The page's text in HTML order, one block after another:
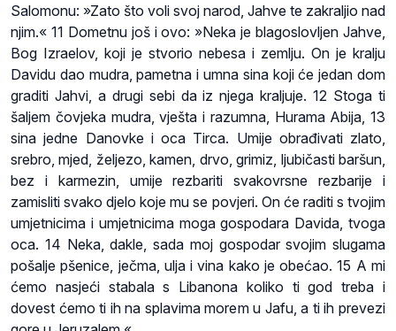
Salomonu: »Zato što voli svoj narod, Jahve te zakraljio nad
njim.« 11 Dometnu još i ovo: »Neka je blagoslovljen Jahve,
Bog Izraelov, koji je stvorio nebesa i zemlju. On je kralju
Davidu dao mudra, pametna i umna sina koji će jedan dom
graditi Jahvi, a drugi sebi da iz njega kraljuje. 12 Stoga ti
šaljem čovjeka mudra, vješta i razumna, Hurama Abija, 13
sina jedne Danovke i oca Tirca. Umije obrađivati zlato,
srebro, mjed, željezo, kamen, drvo, grimiz, ljubičasti baršun,
bez i karmezin, umije rezbariti svakovrsne rezbarije i
zamisliti svako djelo koje mu se povjeri. On će raditi s tvojim
umjetnicima i umjetnicima moga gospodara Davida, tvoga
oca. 14 Neka, dakle, sada moj gospodar svojim slugama
pošalje pšenice, ječma, ulja i vina kako je obećao. 15 A mi
ćemo nasjeći stabala s Libanona koliko ti god treba i
dovest ćemo ti ih na splavima morem u Jafu, a ti ih prevezi